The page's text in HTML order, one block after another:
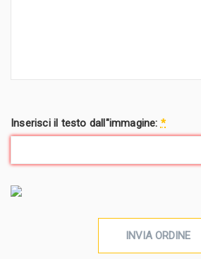
Inserisci il testo dall"immagine: *